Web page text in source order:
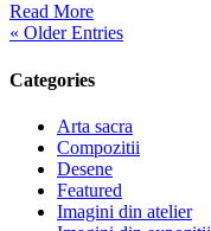
Read More
« Older Entries
Categories
Arta sacra
Compozitii
Desene
Featured
Imagini din atelier